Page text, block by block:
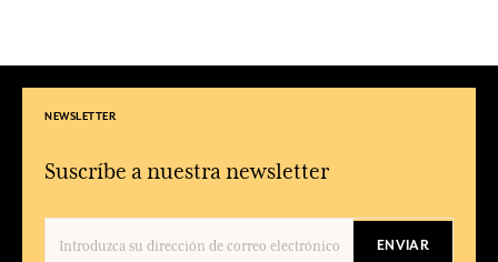
NEWSLETTER
Suscríbe a nuestra newsletter
ENVIAR